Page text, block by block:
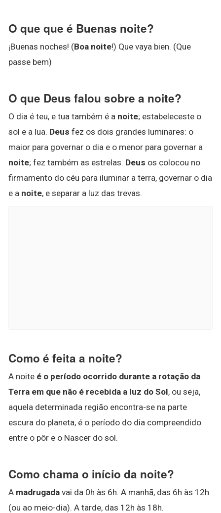
O que que é Buenas noite?
¡Buenas noches! (Boa noite!) Que vaya bien. (Que
passe bem)
O que Deus falou sobre a noite?
O dia é teu, e tua também é a noite; estabeleceste o
sol e a lua. Deus fez os dois grandes luminares: o
maior para governar o dia e o menor para governar a
noite; fez também as estrelas. Deus os colocou no
firmamento do céu para iluminar a terra, governar o dia
e a noite, e separar a luz das trevas.
Como é feita a noite?
A noite é o período ocorrido durante a rotação da
Terra em que não é recebida a luz do Sol, ou seja,
aquela determinada região encontra-se na parte
escura do planeta, é o período do dia compreendido
entre o pôr e o Nascer do sol.
Como chama o início da noite?
A madrugada vai da 0h às 6h. A manhã, das 6h às 12h
(ou ao meio-dia). A tarde, das 12h às 18h.